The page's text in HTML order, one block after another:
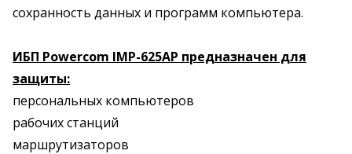
сохранность данных и программ компьютера.
ИБП Powercom IMP-625AP предназначен для
защиты:
персональных компьютеров
рабочих станций
маршрутизаторов